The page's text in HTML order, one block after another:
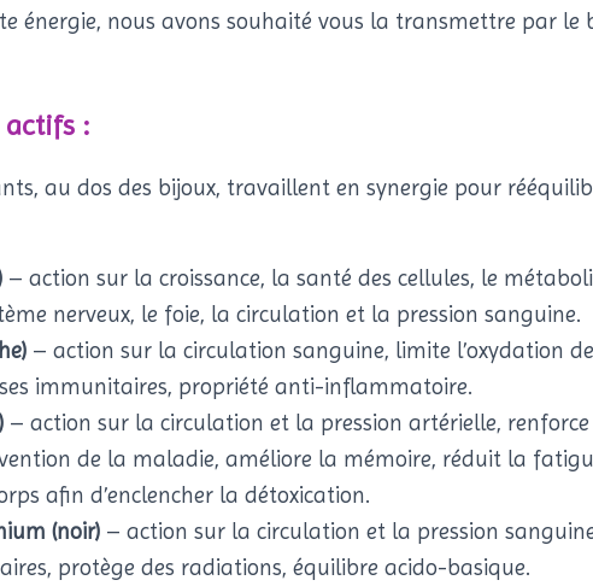
énergie, nous avons souhaité vous la transmettre par le
actifs :
au dos des bijoux, travaillent en synergie pour
– action sur la croissance, la santé des cellules, le
nerveux, le foie, la circulation et la pression sanguine.
– action sur la circulation sanguine, limite l’oxydation
immunitaires, propriété anti-inflammatoire.
– action sur la circulation et la pression artérielle, renforce
de la maladie, améliore la mémoire, réduit la
afin d’enclencher la détoxication.
(noir) – action sur la circulation et la pression
protège des radiations, équilibre acido-basique.